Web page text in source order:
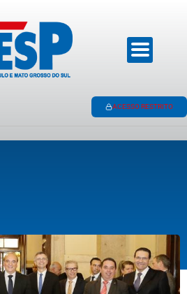
ACESSO RESTRITO